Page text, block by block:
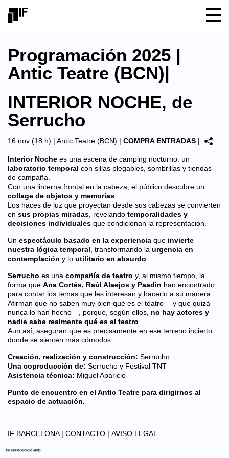
Programación 2025 |
Antic Teatre (BCN)|
INTERIOR NOCHE, de
Serrucho
16 nov (18 h) | Antic Teatre (BCN) | COMPRA ENTRADAS |
Interior Noche es una escena de camping nocturno: un
laboratorio temporal con sillas plegables, sombrillas y tiendas
de campaña.
Con una linterna frontal en la cabeza, el público descubre un
collage de objetos y memorias
Los haces de luz que proyectan desde sus cabezas se convierten
en sus propias miradas , revelando temporalidades y
decisiones individuales que condicionan la representación.
Un espectáculo basado en la experiencia que invierte
nuestra lógica temporal , transformando la urgencia en
contemplación y lo utilitario en absurdo
Serrucho es una compañía de teatro y, al mismo tiempo, la
forma que Ana Cortés, Raúl Alaejos y Paadin han encontrado
para contar los temas que les interesan y hacerlo a su manera.
Afirman que no saben muy bien qué es el teatro —y que quizá
nunca lo han hecho—, porque, según ellos, no hay actores y
nadie sabe realmente qué es el teatro
Aun así, aseguran que es precisamente en ese terreno incierto
donde se sienten más cómodos.
Creación, realización y construcción: Serrucho
Una coproducción de: Serrucho y Festival TNT
Asistencia técnica: Miguel Aparicio
Punto de encuentro en el Antic Teatre para dirigirnos al
espacio de actuación.
IF BARCELONA | CONTACTO | AVISO LEGAL